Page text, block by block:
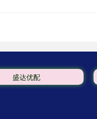
盛达优配